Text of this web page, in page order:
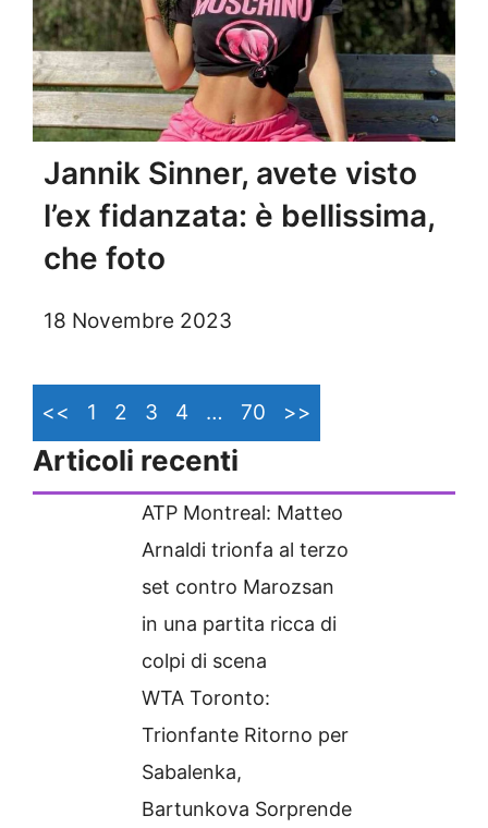
Jannik Sinner, avete visto
l’ex fidanzata: è bellissima,
che foto
18 Novembre 2023
<< 1 2 3 4 … 70 >>
Articoli recenti
ATP Montreal: Matteo
Arnaldi trionfa al terzo
set contro Marozsan
in una partita ricca di
colpi di scena
WTA Toronto:
Trionfante Ritorno per
Sabalenka,
Bartunkova Sorprende